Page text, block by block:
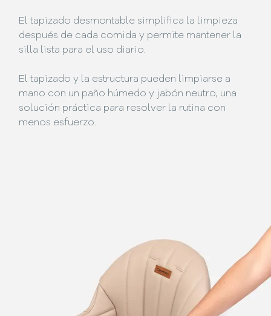
El tapizado desmontable simplifica la limpieza
después de cada comida y permite mantener la
silla lista para el uso diario.
El tapizado y la estructura pueden limpiarse a
mano con un paño húmedo y jabón neutro, una
solución práctica para resolver la rutina con
menos esfuerzo.